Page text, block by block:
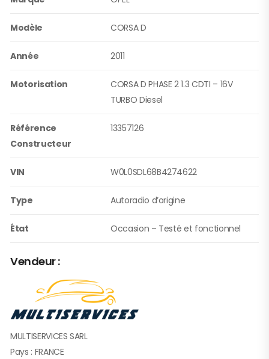
Modèle CORSA D
Année 2011
Motorisation
CORSA D PHASE 2 1.3 CDTI – 16V
TURBO Diesel
Référence
Constructeur
13357126
VIN W0L0SDL68B4274622
Type Autoradio d’origine
État Occasion – Testé et fonctionnel
Vendeur :
MULTISERVICES SARL
Pays : FRANCE